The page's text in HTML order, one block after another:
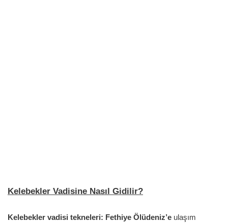
Kelebekler Vadisine Nasıl Gidilir?
Kelebekler vadisi tekneleri: Fethiye Ölüdeniz’e ulaşım